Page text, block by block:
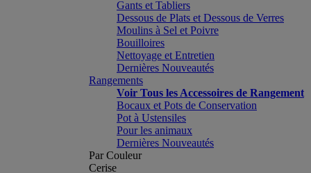
Gants et Tabliers
Dessous de Plats et Dessous de Verres
Moulins à Sel et Poivre
Bouilloires
Nettoyage et Entretien
Dernières Nouveautés
Rangements
Voir Tous les Accessoires de Rangement
Bocaux et Pots de Conservation
Pot à Ustensiles
Pour les animaux
Dernières Nouveautés
Par Couleur
Cerise